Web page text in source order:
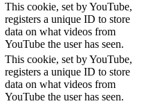
This cookie, set by YouTube,
registers a unique ID to store
data on what videos from
YouTube the user has seen.
This cookie, set by YouTube,
registers a unique ID to store
data on what videos from
YouTube the user has seen.